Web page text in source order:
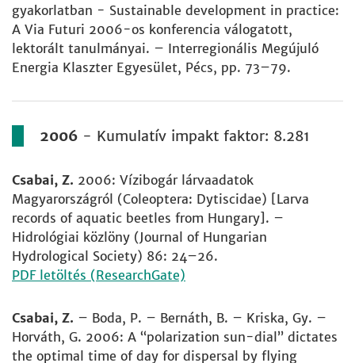
gyakorlatban - Sustainable development in practice:
A Via Futuri 2006-os konferencia válogatott,
lektorált tanulmányai. – Interregionális Megújuló
Energia Klaszter Egyesület, Pécs, pp. 73–79.
2006 - Kumulatív impakt faktor: 8.281
Csabai, Z. 2006: Vízibogár lárvaadatok
Magyarországról (Coleoptera: Dytiscidae) [Larva
records of aquatic beetles from Hungary]. –
Hidrológiai közlöny (Journal of Hungarian
Hydrological Society) 86: 24–26.
PDF letöltés (ResearchGate)
Csabai, Z. – Boda, P. – Bernáth, B. – Kriska, Gy. –
Horváth, G. 2006: A “polarization sun-dial” dictates
the optimal time of day for dispersal by flying